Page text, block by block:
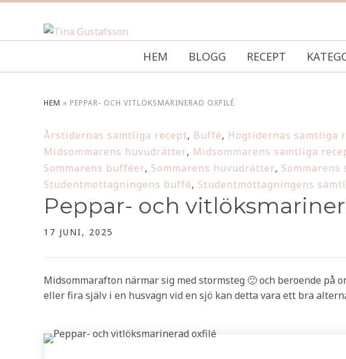
HEM BLOGG RECEPT
HEM » PEPPAR- OCH VITLÖKSMARINERAD OXFILÉ
Årstidernas samtliga recept, Buffé, Högtidernas samtliga
Midsommarens huvudrätter, Midsommarens samtliga
Sommarens bufféer, Sommarens huvudrätter,
Studentmottagningens buffé, Studentmottagningens
Peppar- och
17 JUNI, 2025
Midsommarafton närmar sig med stormsteg 🙂 och beroende på
eller fira själv i en husvagn vid en sjö kan detta vara ett bra